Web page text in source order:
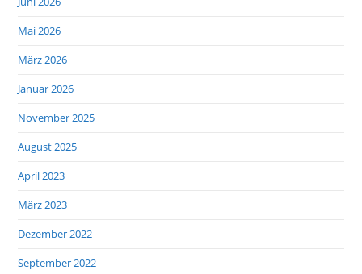
Mai 2026
März 2026
Januar 2026
November 2025
August 2025
April 2023
März 2023
Dezember 2022
September 2022